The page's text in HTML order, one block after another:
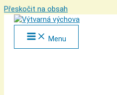
Přeskočit na obsah
Menu